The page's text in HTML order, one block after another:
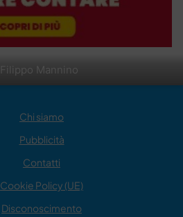
Filippo Mannino
Chi siamo
Pubblicità
Contatti
Cookie Policy (UE)
Disconoscimento